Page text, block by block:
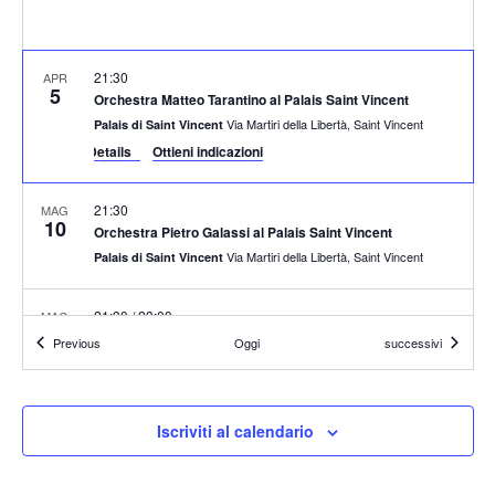
APR
5 Orchestra Matteo Tarantino al Palais Saint Vincent
21:30
Palais di Saint Vincent Via Martiri della Libertà, Saint Vincent
Event Details Ottieni indicazioni
MAG
10 Orchestra Pietro Galassi al Palais Saint Vincent
21:30
Palais di Saint Vincent Via Martiri della Libertà, Saint Vincent
MAG
11 Patrick Mittiga & The Swing Crew – Bonaventura (MI)
21:30/23:00
Giornata Creattiva
Giorno intero
PreviousEventi Oggi Eventi
successivi
Iscriviti al calendario